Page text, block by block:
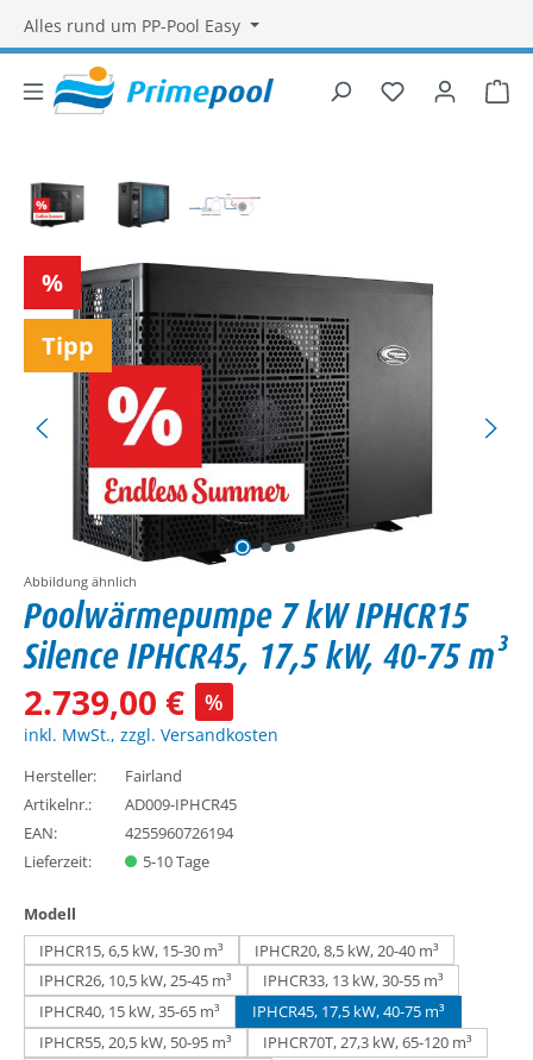
Alles rund um PP-Pool Easy
Du hast 0
Rabatt
%
Tipp
Abbildung ähnlich
Poolwärmepumpe 7 kW IPHCR15
Silence IPHCR45, 17,5 kW, 40-75 m³
2.739,00 € %
inkl. MwSt., zzgl. Versandkosten
Hersteller:
Fairland
Artikelnr.:
AD009-IPHCR45
EAN:
4255960726194
Lieferzeit:
5-10 Tage
Modell
IPHCR15, 6,5 kW, 15-30 m³
IPHCR20, 8,5 kW, 20-40 m³
IPHCR26, 10,5 kW, 25-45 m³
IPHCR33, 13 kW, 30-55 m³
IPHCR40, 15 kW, 35-65 m³
IPHCR45, 17,5 kW, 40-75 m³
IPHCR55, 20,5 kW, 50-95 m³
IPHCR70T, 27,3 kW, 65-120 m³